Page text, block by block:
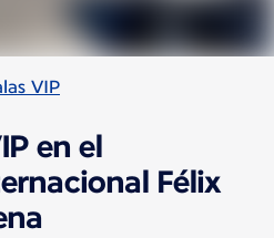
VIP
en el
Félix